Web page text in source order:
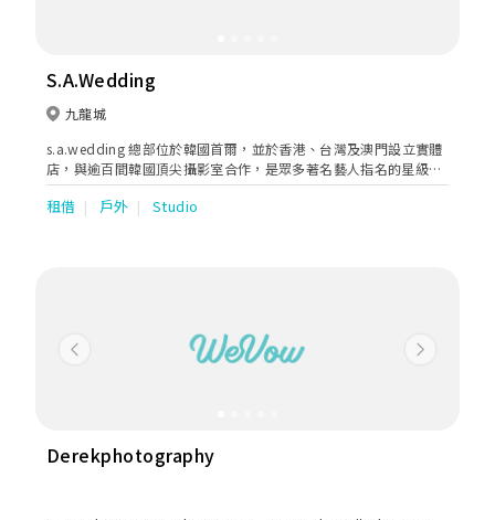
S.A.Wedding
九龍城
s.a.wedding 總部位於韓國首爾，並於香港、台灣及澳門設立實體
店，與逾百間韓國頂尖攝影室合作，是眾多著名藝人指名的星級團
隊。
租借 戶外 Studio
Previous Next
Derekphotography